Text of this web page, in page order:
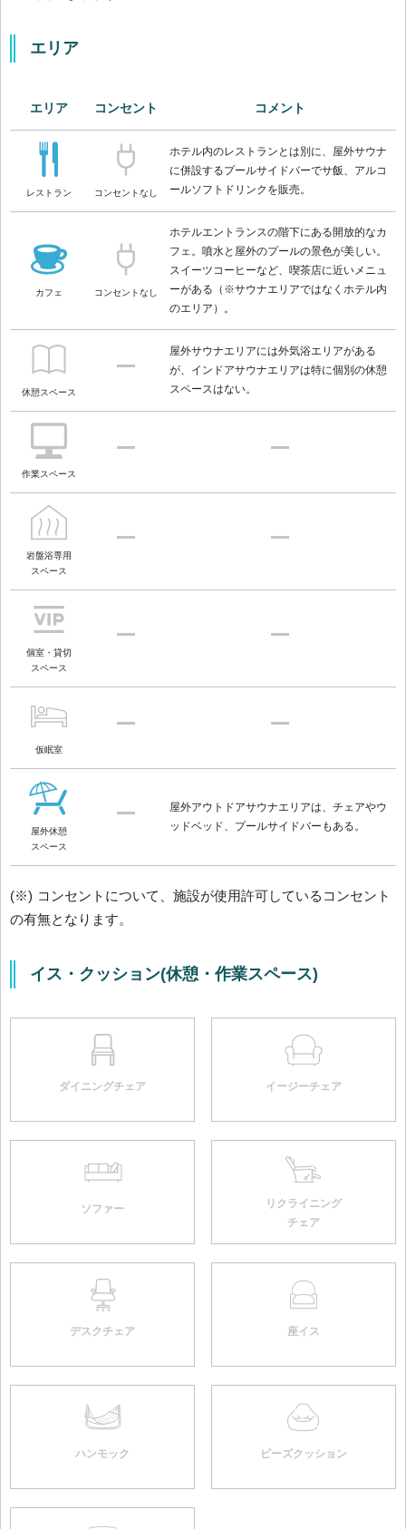
エリア
エリア コンセント コメント
レストラン コンセントなし
ホテル内のレストランとは別に、屋外サウナ
に併設するプールサイドバーでサ飯、アルコ
ールソフトドリンクを販売。
カフェ コンセントなし
ホテルエントランスの階下にある開放的なカ
フェ。噴水と屋外のプールの景色が美しい。
スイーツコーヒーなど、喫茶店に近いメニュ
ーがある（※サウナエリアではなくホテル内
のエリア）。
休憩スペース
屋外サウナエリアには外気浴エリアがある
が、インドアサウナエリアは特に個別の休憩
スペースはない。
作業スペース
岩盤浴専用
スペース
個室・貸切
スペース
仮眠室
屋外休憩
スペース
屋外アウトドアサウナエリアは、チェアやウ
ッドベッド、プールサイドバーもある。
(※) コンセントについて、施設が使用許可しているコンセント
の有無となります。
イス・クッション(休憩・作業スペース)
ダイニングチェア イージーチェア
ソファー
リクライニング
チェア
デスクチェア 座イス
ハンモック ビーズクッション